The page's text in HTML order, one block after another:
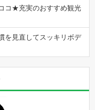
コ★充実のおすすめ観光
を見直してスッキリボデ